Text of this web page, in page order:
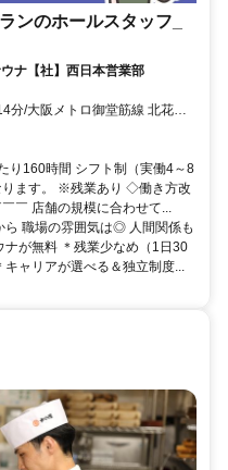
ンのホールスタッフ_
ナ【社】西日本営業部
分/大阪メトロ御堂筋線 北花田
車5分
り160時間 シフト制（実働4～8
ます。 ※残業あり ◇働き方改
￣ 店舗の規模に合わせて...
ら 職場の雰囲気は◎ 人間関係も
ナが無料 ＊残業少なめ（1日30
ャリアが選べる＆独立制度...